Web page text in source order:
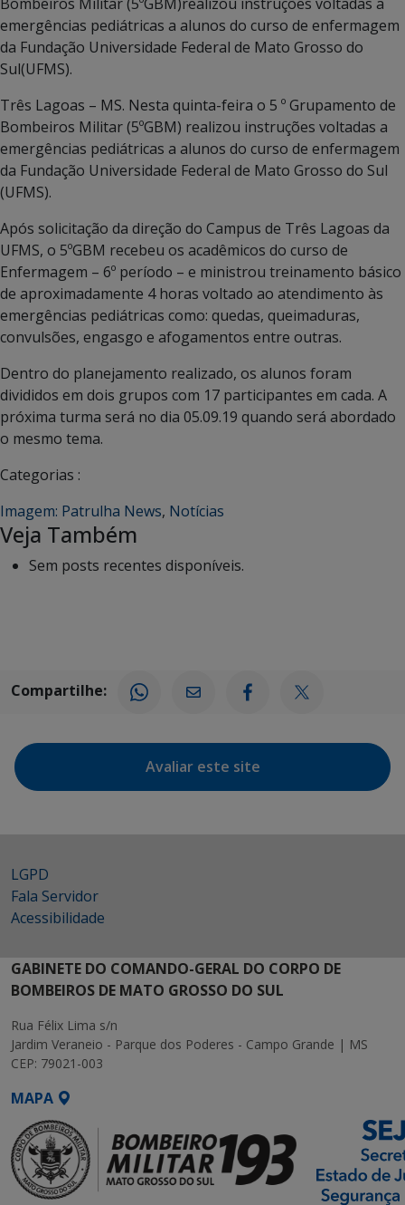
emergências pediátricas a alunos do curso de enfermagem
da Fundação Universidade Federal de Mato Grosso do
Sul(UFMS).
Três Lagoas – MS. Nesta quinta-feira o 5 º Grupamento de
Bombeiros Militar (5ºGBM) realizou instruções voltadas a
emergências pediátricas a alunos do curso de enfermagem
da Fundação Universidade Federal de Mato Grosso do Sul
(UFMS).
Após solicitação da direção do Campus de Três Lagoas da
UFMS, o 5ºGBM recebeu os acadêmicos do curso de
Enfermagem – 6º período – e ministrou treinamento básico
de aproximadamente 4 horas voltado ao atendimento às
emergências pediátricas como: quedas, queimaduras,
convulsões, engasgo e afogamentos entre outras.
Dentro do planejamento realizado, os alunos foram
divididos em dois grupos com 17 participantes em cada. A
próxima turma será no dia 05.09.19 quando será abordado
o mesmo tema.
Categorias :
Imagem: Patrulha News, Notícias
Veja Também
Sem posts recentes disponíveis.
Compartilhe:
Avaliar este site
LGPD
Fala Servidor
Acessibilidade
GABINETE DO COMANDO-GERAL DO CORPO DE
BOMBEIROS DE MATO GROSSO DO SUL
Rua Félix Lima s/n
Jardim Veraneio - Parque dos Poderes - Campo Grande | MS
CEP: 79021-003
MAPA